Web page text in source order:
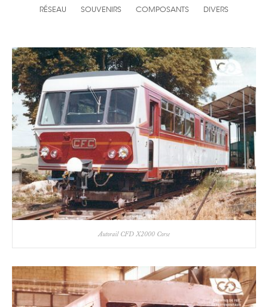
RÉSEAU
SOUVENIRS COMPOSANTS DIVERS
Autorail CFD X2000 Corse